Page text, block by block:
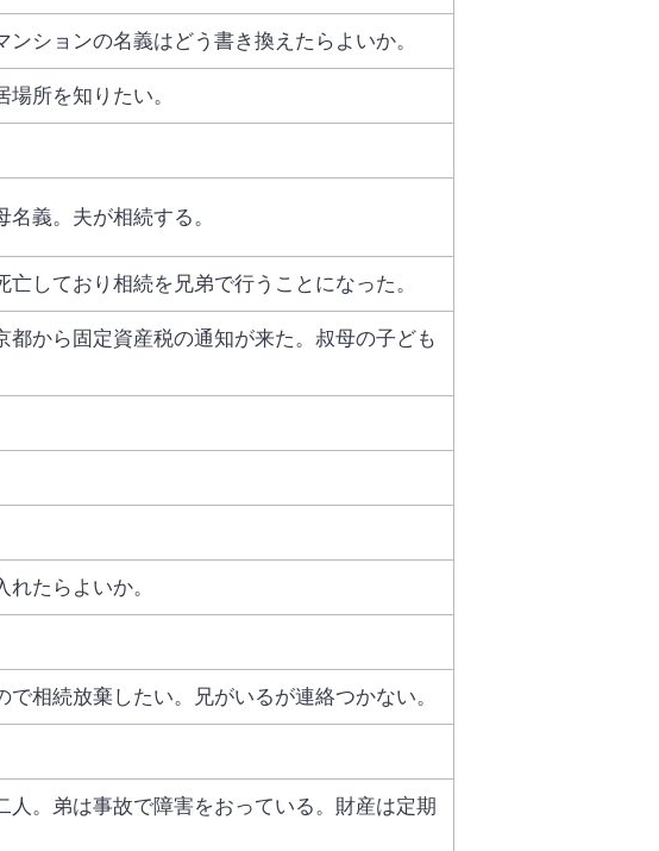
ションの名義はどう書き換えたらよいか。
所を知りたい。
義。夫が相続する。
しており相続を兄弟で行うことになった。
から固定資産税の通知が来た。叔母の子ども
たらよいか。
相続放棄したい。兄がいるが連絡つかない。
。弟は事故で障害をおっている。財産は定期